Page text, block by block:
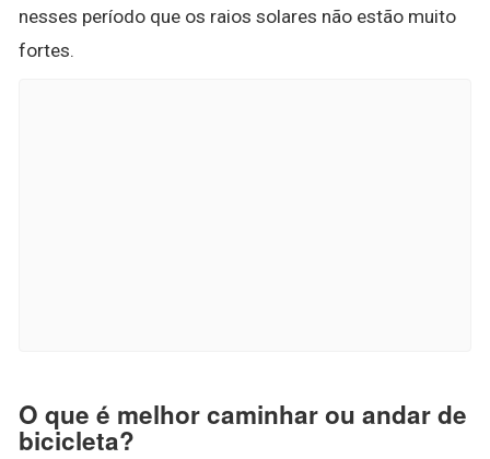
nesses período que os raios solares não estão muito
fortes.
O que é melhor caminhar ou andar de
bicicleta?